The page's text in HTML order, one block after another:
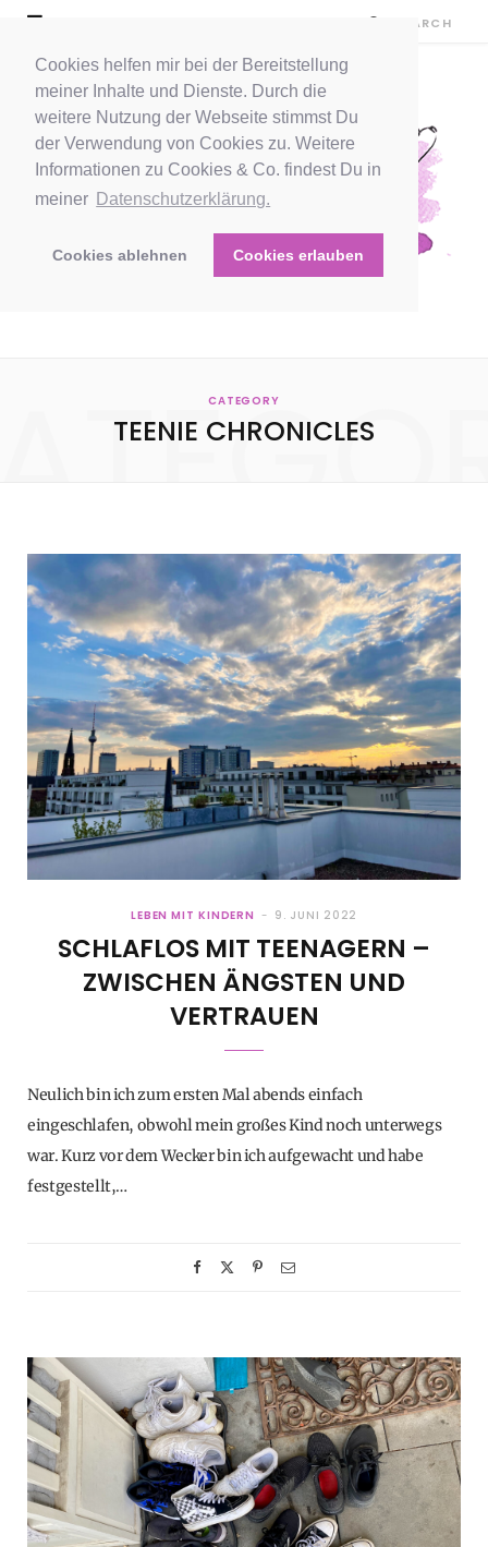
Cookies helfen mir bei der Bereitstellung
meiner Inhalte und Dienste. Durch die
weitere Nutzung der Webseite stimmst Du
der Verwendung von Cookies zu. Weitere
Informationen zu Cookies & Co. findest Du in
meiner Datenschutzerklärung.
Cookies ablehnen Cookies erlauben
CATEGORY
TEENIE CHRONICLES
LEBEN MIT KINDERN 9. JUNI 2022
SCHLAFLOS MIT TEENAGERN –
ZWISCHEN ÄNGSTEN UND
VERTRAUEN
Neulich bin ich zum ersten Mal abends einfach
eingeschlafen, obwohl mein großes Kind noch unterwegs
war. Kurz vor dem Wecker bin ich aufgewacht und habe
festgestellt,…